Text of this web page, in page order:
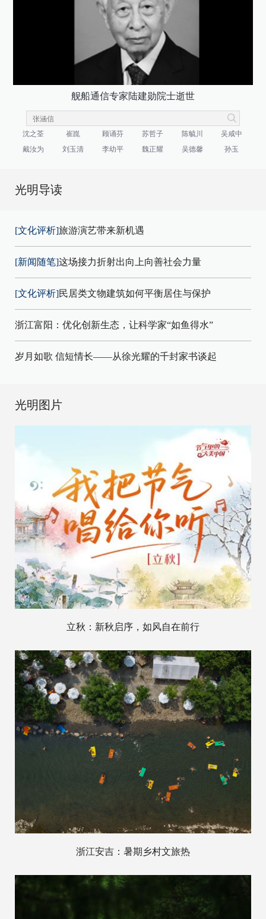
舰船通信专家陆建勋院士逝世
沈之荃 崔崑 顾诵芬 苏哲子 陈毓川
吴咸中
戴汝为
刘玉清 李幼平 魏正耀 吴德馨 孙玉
光明导读
[文化评析]旅游演艺带来新机遇
[新闻随笔]这场接力折射出向上向善社会力量
[文化评析]民居类文物建筑如何平衡居住与保护
浙江富阳：优化创新生态，让科学家“如鱼得水”
岁月如歌 信短情长——从徐光耀的千封家书谈起
光明图片
立秋：新秋启序，如风自在前行
浙江安吉：暑期乡村文旅热